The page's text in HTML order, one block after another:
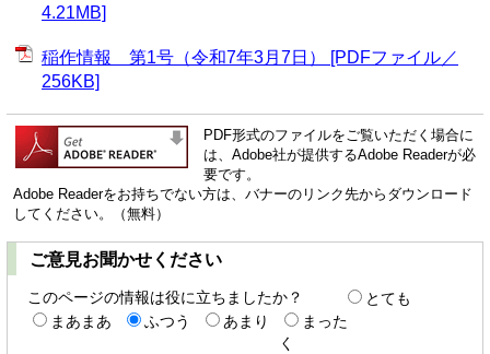
4.21MB]
稲作情報 第1号（令和7年3月7日） [PDFファイル／
256KB]
PDF形式のファイルをご覧いただく場合に
は、Adobe社が提供するAdobe Readerが必
要です。
Adobe Readerをお持ちでない方は、バナーのリンク先からダウンロード
してください。（無料）
ご意見お聞かせください
このページの情報は役に立ちましたか？
とても
まあまあ
ふつう あまり
まった
く